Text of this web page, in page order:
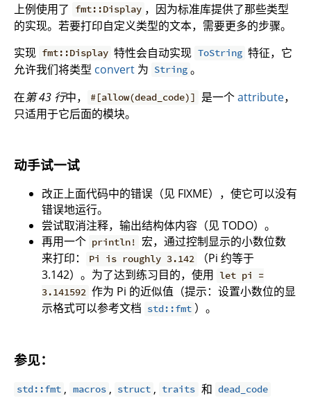
上例使用了
fmt::Display ，因为标准库提供了那些类型
的实现。若要打印自定义类型的文本，需要更多的步骤。
实现 fmt::Display 特性会自动实现 ToString 特征，它
允许我们将类型 convert 为 String 。
在第 43 行中， #[allow(dead_code)] 是一个attribute，
只适用于它后面的模块。
动手试一试
改正上面代码中的错误（见 FIXME），使它可以没有
错误地运行。
尝试取消注释，输出结构体内容（见 TODO）。
再用一个 println! 宏，通过控制显示的小数位数
来打印：
Pi is roughly 3.142
（Pi 约等于
3.142）。为了达到练习目的，使用 let pi =
3.141592 作为 Pi 的近似值（提示：设置小数位的显
示格式可以参考文档 std::fmt ）。
参见：
std::fmt , macros , struct , traits 和 dead_code